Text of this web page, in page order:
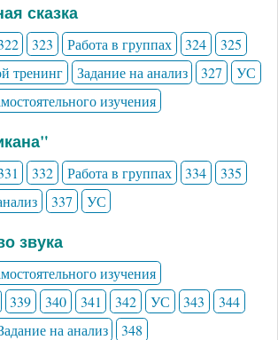
сказка
323 Работа в группах 324
325
тренинг Задание на анализ 327
УС
изучения
332 Работа в группах 334
335
337 УС
звука
изучения
339 340 341 342 УС 343
344
на анализ 348